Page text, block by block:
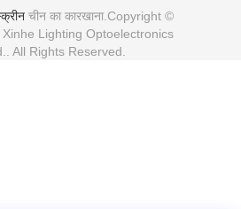
चीन का कारखाना.Copyright ©
Lighting Optoelectronics
All Rights Reserved.